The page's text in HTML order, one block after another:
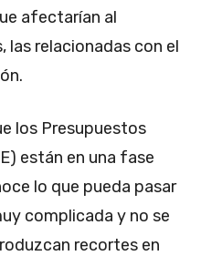
afectarían al
las relacionadas con el
los Presupuestos
están en una fase
lo que pueda pasar
complicada y no se
recortes en